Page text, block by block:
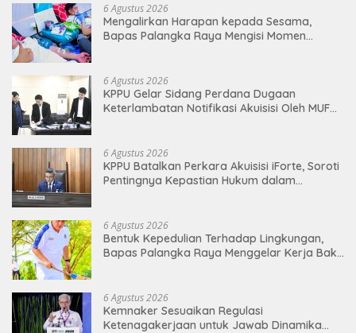
6 Agustus 2026
Mengalirkan Harapan kepada Sesama,
Bapas Palangka Raya Mengisi Momen
6 Agustus 2026
KPPU Gelar Sidang Perdana Dugaan
Keterlambatan Notifikasi Akuisisi Oleh MUFG
6 Agustus 2026
KPPU Batalkan Perkara Akuisisi iForte, Soroti
Pentingnya Kepastian Hukum dalam
6 Agustus 2026
Bentuk Kepedulian Terhadap Lingkungan,
Bapas Palangka Raya Menggelar Kerja Bakti
6 Agustus 2026
Kemnaker Sesuaikan Regulasi
Ketenagakerjaan untuk Jawab Dinamika